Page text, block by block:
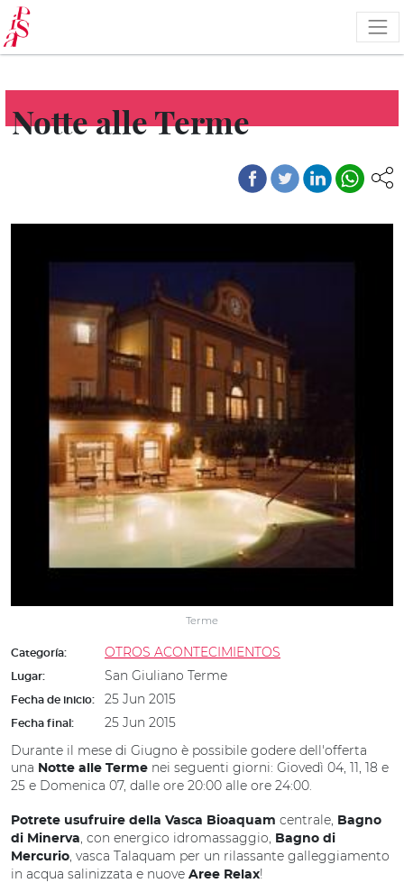
Pasar
al
contenido
principal
Notte alle Terme
Terme
Categoría: OTROS ACONTECIMIENTOS
Lugar: San Giuliano Terme
Fecha de inicio: 25 Jun 2015
Fecha final:
25 Jun 2015
Durante il mese di Giugno è possibile godere dell'offerta
una Notte alle Terme nei seguenti giorni: Giovedì 04, 11, 18 e
25 e Domenica 07, dalle ore 20:00 alle ore 24:00.
Potrete usufruire della Vasca Bioaquam centrale, Bagno
di Minerva, con energico idromassaggio, Bagno di
Mercurio, vasca Talaquam per un rilassante galleggiamento
in acqua salinizzata e nuove Aree Relax!